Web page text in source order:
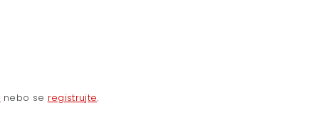
nebo se registrujte.